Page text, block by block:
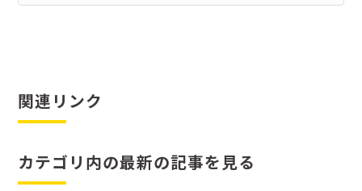
関連リンク
カテゴリ内の最新の記事を見る